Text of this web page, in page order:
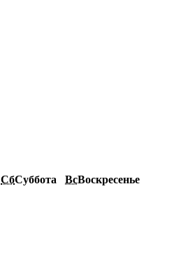
СбСуббота ВсВоскресенье